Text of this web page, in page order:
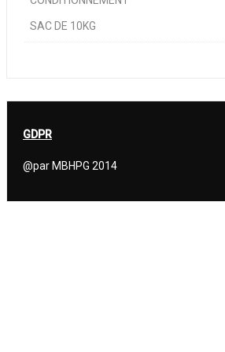
SAC DE 10KG
GDPR
@par MBHPG 2014